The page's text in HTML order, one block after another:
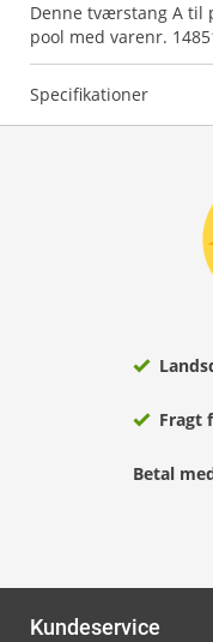
Denne tværstang A til
pool med varenr.
Specifikationer
Fragt
Betal
Kundeservice